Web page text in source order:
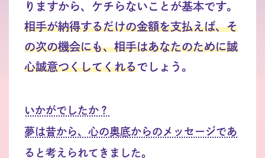
りますから、ケチらないことが基本です。
相手が納得するだけの金額を支払えば、そ
の次の機会にも、相手はあなたのために誠
心誠意つくしてくれるでしょう。
いかがでしたか？
夢は昔から、心の奥底からのメッセージであ
ると考えられてきました。